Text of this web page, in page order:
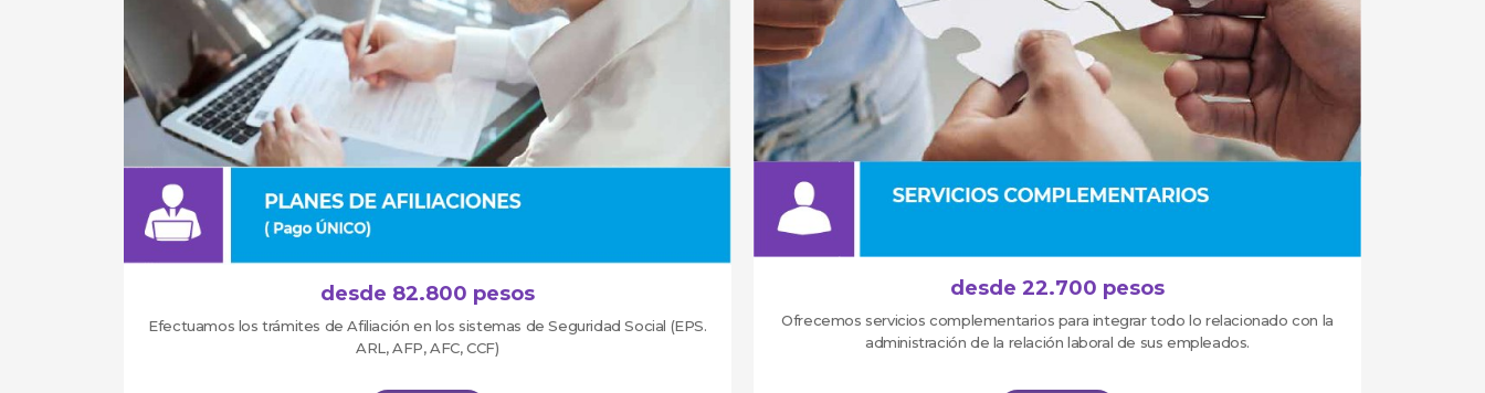
desde 82.800 pesos
Efectuamos los trámites de Afiliación en los sistemas de Seguridad Social (EPS.
ARL, AFP, AFC, CCF)
desde 22.700 pesos
Ofrecemos servicios complementarios para integrar todo lo relacionado con la
administración de la relación laboral de sus empleados.